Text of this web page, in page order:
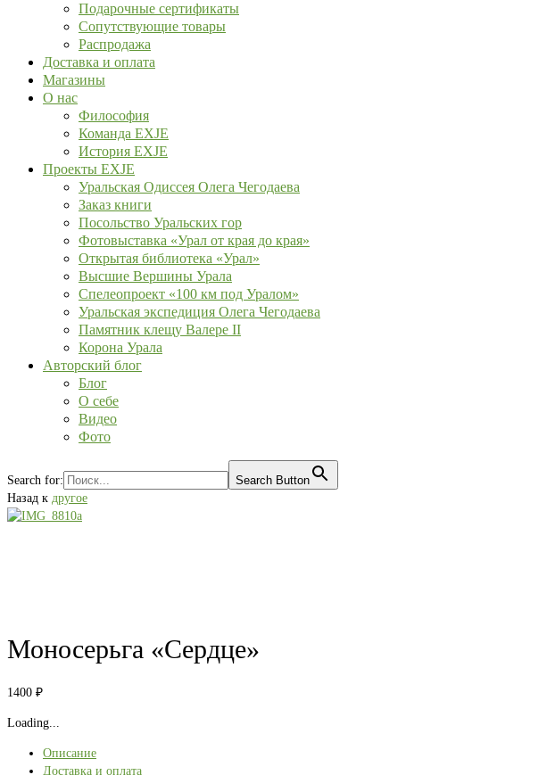
Подарочные сертификаты
Сопутствующие товары
Распродажа
Доставка и оплата
Магазины
О нас
Философия
Команда EXJE
История EXJE
Проекты EXJE
Уральская Одиссея Олега Чегодаева
Заказ книги
Посольство Уральских гор
Фотовыставка «Урал от края до края»
Открытая библиотека «Урал»
Высшие Вершины Урала
Спелеопроект «100 км под Уралом»
Уральская экспедиция Олега Чегодаева
Памятник клещу Валере II
Корона Урала
Авторский блог
Блог
О себе
Видео
Фото
Search for:
Search Button
Назад к другое
Моносерьга «Сердце»
1400 ₽
Loading...
Описание
Доставка и оплата